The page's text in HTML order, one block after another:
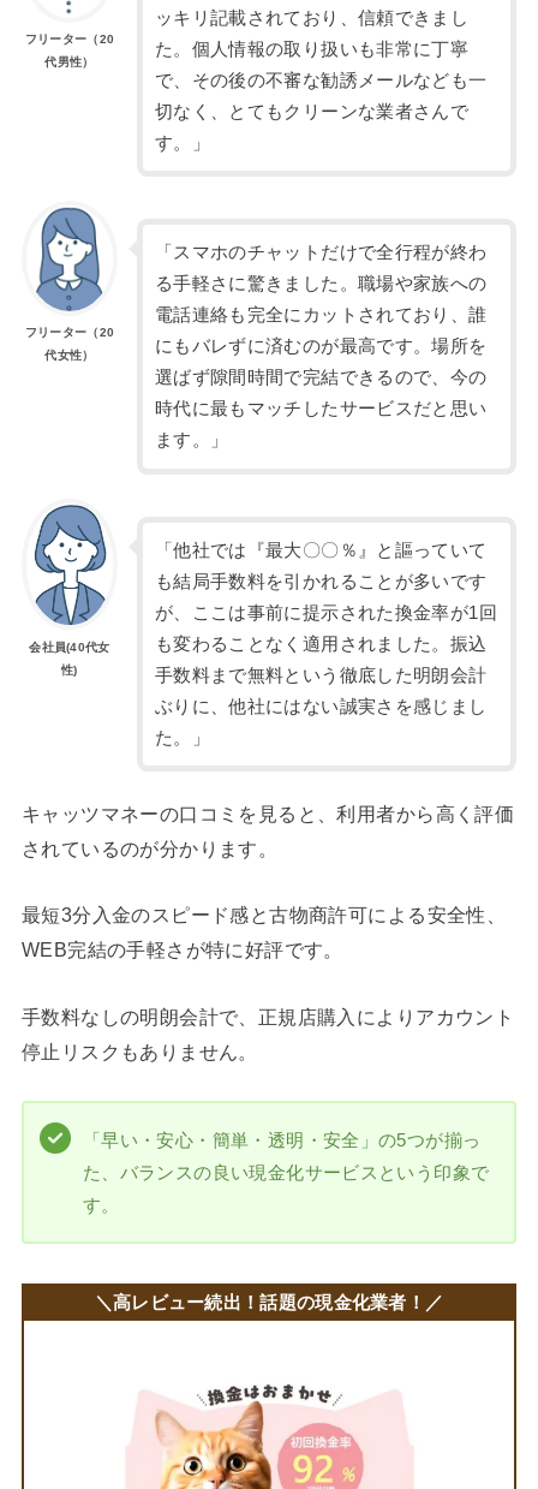
フリーター（20
代男性）
ッキリ記載されており、信頼できまし
た。個人情報の取り扱いも非常に丁寧
で、その後の不審な勧誘メールなども一
切なく、とてもクリーンな業者さんで
す。」
フリーター（20
代女性）
「スマホのチャットだけで全行程が終わ
る手軽さに驚きました。職場や家族への
電話連絡も完全にカットされており、誰
にもバレずに済むのが最高です。場所を
選ばず隙間時間で完結できるので、今の
時代に最もマッチしたサービスだと思い
ます。」
会社員(40代女
性)
「他社では『最大〇〇％』と謳っていて
も結局手数料を引かれることが多いです
が、ここは事前に提示された換金率が1回
も変わることなく適用されました。振込
手数料まで無料という徹底した明朗会計
ぶりに、他社にはない誠実さを感じまし
た。」
キャッツマネーの口コミを見ると、利用者から高く評価
されているのが分かります。
最短3分入金のスピード感と古物商許可による安全性、
WEB完結の手軽さが特に好評です。
手数料なしの明朗会計で、正規店購入によりアカウント
停止リスクもありません。
「早い・安心・簡単・透明・安全」の5つが揃っ
た、バランスの良い現金化サービスという印象で
す。
＼高レビュー続出！話題の現金化業者！ ／